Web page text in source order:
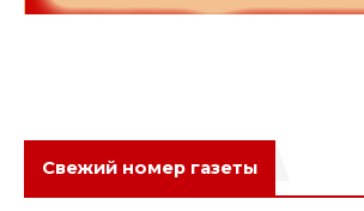
Свежий номер газеты